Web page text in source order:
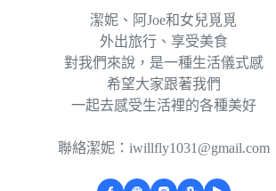
潔妮、阿Joe和女兒覓覓
外出旅行、享受美食
對我們來說，是一種生活儀式感
希望大家跟著我們
一起去感受生活裡的各種美好
聯絡潔妮： iwillfly1031@gmail.com